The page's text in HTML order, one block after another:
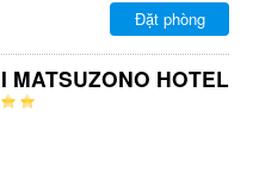
Đặt phòng
MATSUZONO HOTEL